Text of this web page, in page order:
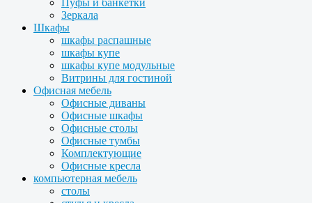
Зеркала
Шкафы
шкафы распашные
шкафы купе
шкафы купе модульные
Витрины для гостиной
Офисная мебель
Офисные диваны
Офисные шкафы
Офисные столы
Офисные тумбы
Комплектующие
Офисные кресла
компьютерная мебель
столы